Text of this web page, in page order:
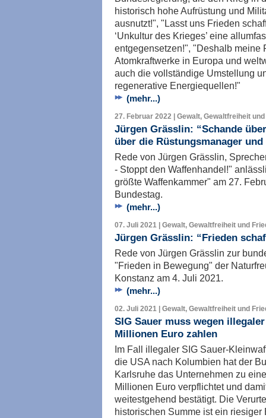
historisch hohe Aufrüstung und
ausnutzt!", "Lasst uns Frieden
‘Unkultur des Krieges’ eine
entgegensetzen!", "Deshalb meine
Atomkraftwerke in Europa und
auch die vollständige Umstellung
regenerative Energiequellen!"
(mehr...)
27. Februar 2022 | Gewalt, Gewaltfreiheit
Jürgen Grässlin: “Schande
über die Rüstungsmanager
Rede von Jürgen Grässlin,
- Stoppt den Waffenhandel!"
größte Waffenkammer" am 27.
Bundestag.
(mehr...)
07. Juli 2021 | Gewalt, Gewaltfreiheit und
Jürgen Grässlin: “Frieden
Rede von Jürgen Grässlin zur
"Frieden in Bewegung" der
Konstanz am 4. Juli 2021.
(mehr...)
02. Juli 2021 | Gewalt, Gewaltfreiheit und
SIG Sauer muss wegen
Millionen Euro zahlen
Im Fall illegaler SIG Sauer-
die USA nach Kolumbien hat der
Karlsruhe das Unternehmen zu
Millionen Euro verpflichtet und
weitestgehend bestätigt. Die
historischen Summe ist ein